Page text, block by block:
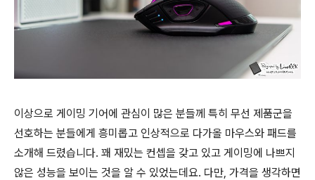
이상으로 게이밍 기어에 관심이 많은 분들께 특히 무선 제품군을
선호하는 분들에게 흥미롭고 인상적으로 다가올 마우스와 패드를
소개해 드렸습니다. 꽤 재밌는 컨셉을 갖고 있고 게이밍에 나쁘지
않은 성능을 보이는 것을 알 수 있었는데요. 다만, 가격을 생각하면